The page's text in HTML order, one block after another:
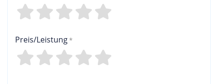
1
2
3
4
Preis/Leistung
1
2
3
4